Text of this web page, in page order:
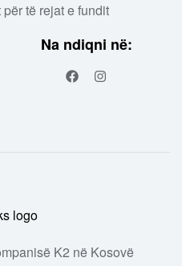
të rejat e fundit
Na ndiqni në:
K2 në Kosovë